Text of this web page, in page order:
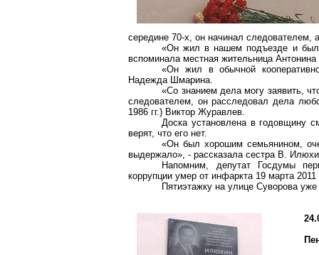
середине 70-х, он начинал следователем,
«Он жил в нашем подъезде и был
вспоминала местная жительница
«Он жил в обычной
Надежда Шмарина.
«Со знанием дела могу заявить,
следователем, он расследовал дела
1986 гг.) Виктор Журавлев.
Доска установлена в годовщину
верят, что его нет.
«Он был хорошим семьянином,
выдержало», - рассказала сестра В.
Напомним, депутат Госдумы
коррупции умер от инфаркта 19 марта 2011
Пятиэтажку на улице Суворова